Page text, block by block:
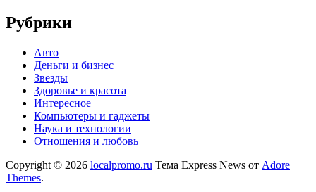
Рубрики
Авто
Деньги и бизнес
Звезды
Здоровье и красота
Интересное
Компьютеры и гаджеты
Наука и технологии
Отношения и любовь
Copyright © 2026 localpromo.ru Тема Express News от Adore
Themes.